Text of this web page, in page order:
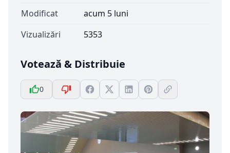
Modificat
acum 5 luni
Vizualizări
5353
Votează & Distribuie
0